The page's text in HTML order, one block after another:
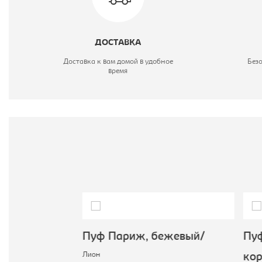
ДОСТАВКА
Доставка к вам домой в удобное
время
Пуф Париж, бежевый/
Лион